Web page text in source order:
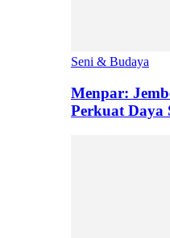
Seni & Budaya
Menpar:
Perkuat Daya